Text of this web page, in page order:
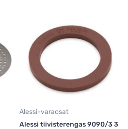
Alessi-varaosat
Alessi tiivisterengas 9090/3 3